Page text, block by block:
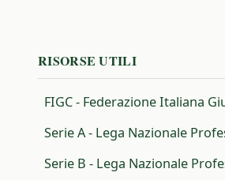
RISORSE UTILI
FIGC - Federazione Italiana
Serie A - Lega Nazionale
Serie B - Lega Nazionale